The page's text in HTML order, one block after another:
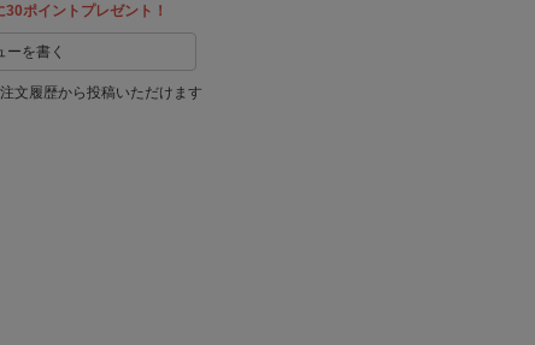
ポイントプレゼント！
ーを書く
文履歴から投稿いただけます